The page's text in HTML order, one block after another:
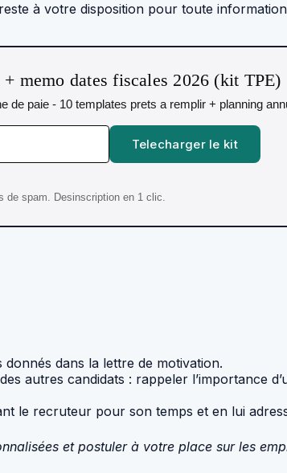
à votre disposition pour toute
+ memo dates fiscales 2026 (kit TPE)
de paie - 10 templates prets a remplir + planning
Telecharger le kit
de spam. Desinscription en 1 clic.
dans la lettre de motivation.
autres candidats : rappeler l’importance
le recruteur pour son temps et en lui
et postuler à votre place sur les